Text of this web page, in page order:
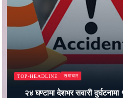
TOP-HEADLINE समाचार
२४ घण्टामा देशभर सवारी